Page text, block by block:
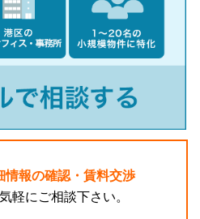
情報の確認・賃料交渉
軽にご相談下さい。